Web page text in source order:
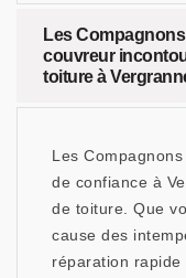
Les
couvreur
toiture à
Les
de confiance à
de toiture. Que
cause des
réparation